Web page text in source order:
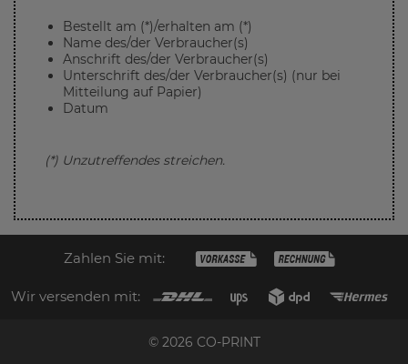
Bestellt am (*)/erhalten am (*)
Name des/der Verbraucher(s)
Anschrift des/der Verbraucher(s)
Unterschrift des/der Verbraucher(s) (nur bei
Mitteilung auf Papier)
Datum
(*) Unzutreffendes streichen.
Zahlen Sie mit:
Wir versenden mit:
© 2026 CO-PRINT